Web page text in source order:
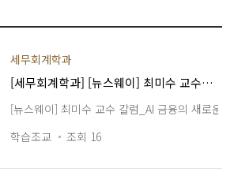
세무회계학과
[세무회계학과] [뉴스웨이] 최미수 교수 칼럼_AI 금융의 새로운 과제, 소비자보호형 내부통제 구축해야
[뉴스웨이] 최미수 교수 칼럼_AI 금융의 새로운
학습조교
조회 16